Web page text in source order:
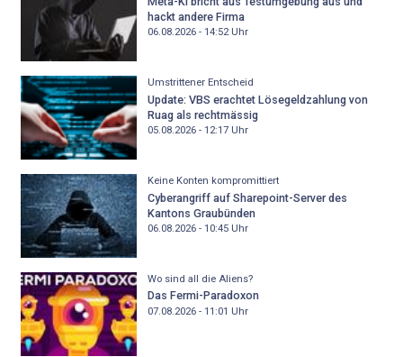
hackt andere Firma
06.08.2026 - 14:52Uhr
Umstrittener Entscheid
Update: VBS erachtet Lösegeldzahlung von
Ruag als rechtmässig
05.08.2026 - 12:17Uhr
Keine Konten kompromittiert
Cyberangriff auf Sharepoint-Server des
Kantons Graubünden
06.08.2026 - 10:45Uhr
Wo sind all die Aliens?
Das Fermi-Paradoxon
07.08.2026 - 11:01 Uhr